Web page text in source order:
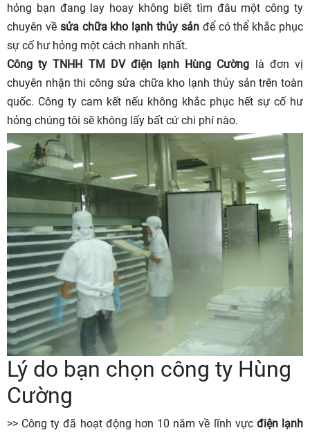
hỏng bạn đang lay hoay không biết tìm đâu một công ty
chuyên về sửa chữa kho lạnh thủy sảnđể có thể khắc phục
sự cố hư hỏng một cách nhanh nhất.
Công ty TNHH TM DV điện lạnh Hùng Cường là đơn vị
chuyên nhận thi công sửa chữa kho lạnh thủy sản trên toàn
quốc. Công ty cam kết nếu không khắc phục hết sự cố hư
hỏng chúng tôi sẽ không lấy bất cứ chi phí nào.
Lý do bạn chọn công ty Hùng
Cường
>> Công ty đã hoạt động hơn 10 năm về lĩnh vực điện lạnh